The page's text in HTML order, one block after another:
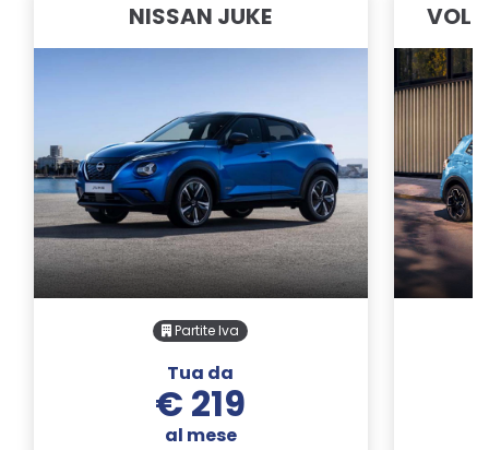
NISSAN JUKE
Partite Iva
Tua da
€ 219
al mese